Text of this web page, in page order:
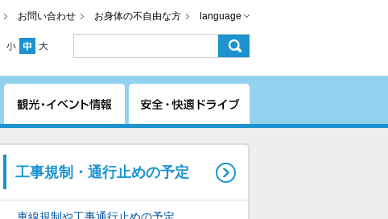
お問い合わせ お身体の不自由な方 language
工事規制・通行止めの予定